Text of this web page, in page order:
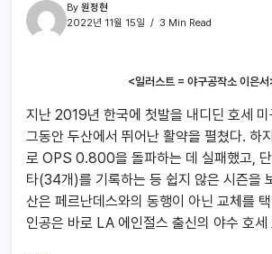
By 원정현
2022년 11월 15일
3 Min Read
<일러스트 = 야구공작소 이은서
지난 2019년 한국에 첫발을 내디딘 호세
그동안 두산에서 뛰어난 활약을 펼쳤다. 하
로 OPS 0.800을 돌파하는 데 실패했고,
타(34개)를 기록하는 등 쉽지 않은 시즌을
산은 페르난데스와의 동행이 아닌 교체를
인공은 바로 LA 에인절스 출신의 야수 호세